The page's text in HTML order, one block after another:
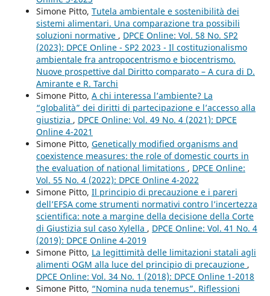
Simone Pitto, Tutela ambientale e sostenibilità dei
sistemi alimentari. Una comparazione tra possibili
soluzioni normative , DPCE Online: Vol. 58 No. SP2
(2023): DPCE Online - SP2 2023 - Il costituzionalismo
ambientale fra antropocentrismo e biocentrismo.
Nuove prospettive dal Diritto comparato – A cura di D.
Amirante e R. Tarchi
Simone Pitto, A chi interessa l’ambiente? La
“globalità” dei diritti di partecipazione e l’accesso alla
giustizia , DPCE Online: Vol. 49 No. 4 (2021): DPCE
Online 4-2021
Simone Pitto, Genetically modified organisms and
coexistence measures: the role of domestic courts in
the evaluation of national limitations , DPCE Online:
Vol. 55 No. 4 (2022): DPCE Online 4-2022
Simone Pitto, Il principio di precauzione e i pareri
dell’EFSA come strumenti normativi contro l’incertezza
scientifica: note a margine della decisione della Corte
di Giustizia sul caso Xylella , DPCE Online: Vol. 41 No. 4
(2019): DPCE Online 4-2019
Simone Pitto, La legittimità delle limitazioni statali agli
alimenti OGM alla luce del principio di precauzione ,
DPCE Online: Vol. 34 No. 1 (2018): DPCE Online 1-2018
Simone Pitto, “Nomina nuda tenemus”. Riflessioni